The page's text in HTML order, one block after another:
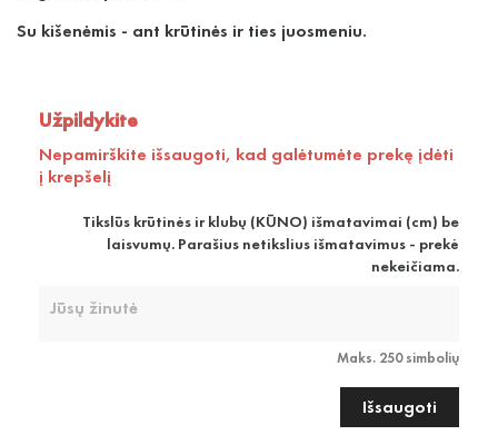
Su kišenėmis - ant krūtinės ir ties juosmeniu.
Užpildykite
Nepamirškite išsaugoti, kad galėtumėte prekę įdėti
į krepšelį
Tikslūs krūtinės ir klubų (KŪNO) išmatavimai (cm) be
laisvumų. Parašius netikslius išmatavimus - prekė
nekeičiama.
Maks. 250 simbolių
Išsaugoti